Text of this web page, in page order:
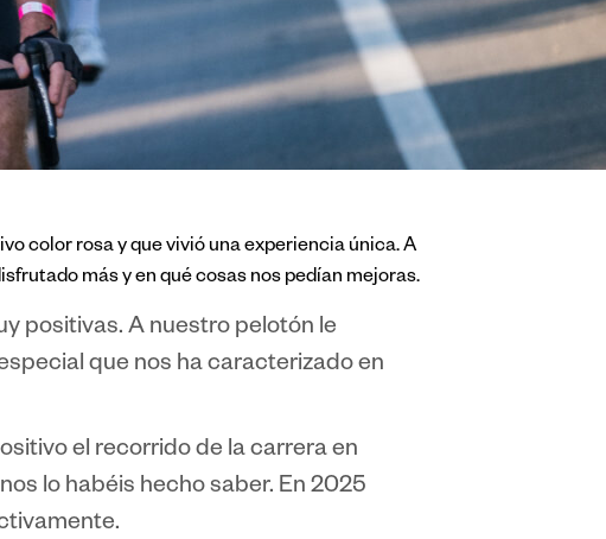
color rosa y que vivió una experiencia única. A
más y en qué cosas nos pedían mejoras.
positivas. A nuestro pelotón le
que nos ha caracterizado en
el recorrido de la carrera en
lo habéis hecho saber. En 2025